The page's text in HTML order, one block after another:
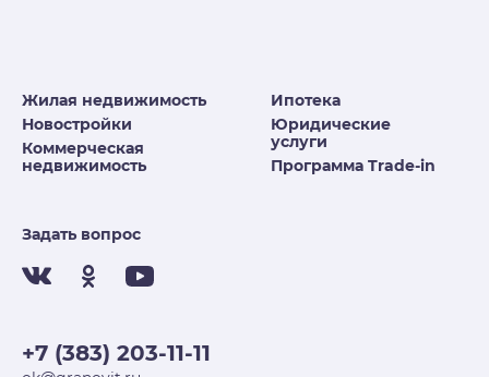
Жилая недвижимость
Новостройки
Коммерческая
недвижимость
Ипотека
Юридические
услуги
Программа Trade-in
Задать вопрос
+7 (383) 203-11-11